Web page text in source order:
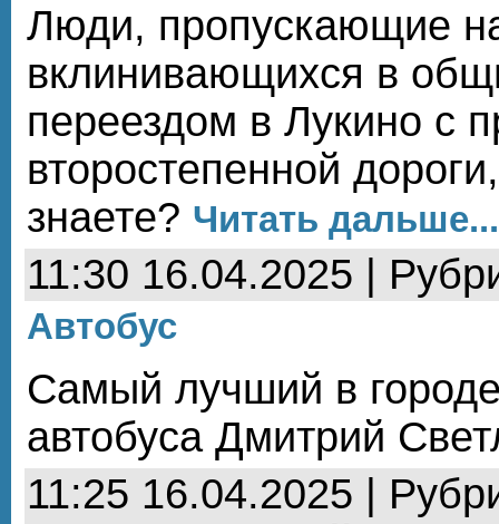
Люди, пропускающие
вклинивающихся в
переездом в Лукино с
второстепенной
знаете? Читать дальше...
11:30 16.04.2025 |
Автобус
Самый лучший в
автобуса Дмитрий
11:25 16.04.2025 |